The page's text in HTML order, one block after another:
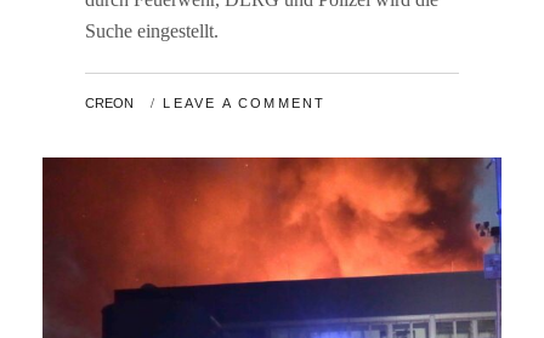
Suche eingestellt.
BY
CREON LEAVE A COMMENT